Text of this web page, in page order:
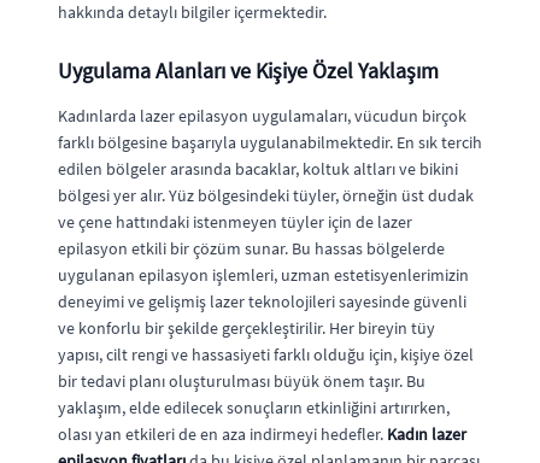
hakkında detaylı bilgiler içermektedir.
Uygulama Alanları ve Kişiye Özel Yaklaşım
Kadınlarda lazer epilasyon uygulamaları, vücudun birçok
farklı bölgesine başarıyla uygulanabilmektedir. En sık tercih
edilen bölgeler arasında bacaklar, koltuk altları ve bikini
bölgesi yer alır. Yüz bölgesindeki tüyler, örneğin üst dudak
ve çene hattındaki istenmeyen tüyler için de lazer
epilasyon etkili bir çözüm sunar. Bu hassas bölgelerde
uygulanan epilasyon işlemleri, uzman estetisyenlerimizin
deneyimi ve gelişmiş lazer teknolojileri sayesinde güvenli
ve konforlu bir şekilde gerçekleştirilir. Her bireyin tüy
yapısı, cilt rengi ve hassasiyeti farklı olduğu için, kişiye özel
bir tedavi planı oluşturulması büyük önem taşır. Bu
yaklaşım, elde edilecek sonuçların etkinliğini artırırken,
olası yan etkileri de en aza indirmeyi hedefler. Kadın lazer